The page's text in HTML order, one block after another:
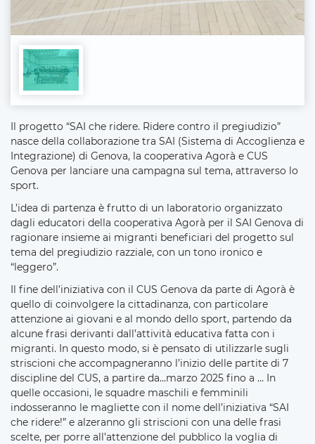
Il progetto “SAI che ridere. Ridere contro il pregiudizio”
nasce della collaborazione tra SAI (Sistema di Accoglienza e
Integrazione) di Genova, la cooperativa Agorà e CUS
Genova per lanciare una campagna sul tema, attraverso lo
sport.
L’idea di partenza è frutto di un laboratorio organizzato
dagli educatori della cooperativa Agorà per il SAI Genova di
ragionare insieme ai migranti beneficiari del progetto sul
tema del pregiudizio razziale, con un tono ironico e
“leggero”.
Il fine dell’iniziativa con il CUS Genova da parte di Agorà è
quello di coinvolgere la cittadinanza, con particolare
attenzione ai giovani e al mondo dello sport, partendo da
alcune frasi derivanti dall’attività educativa fatta con i
migranti. In questo modo, si è pensato di utilizzarle sugli
striscioni che accompagneranno l’inizio delle partite di 7
discipline del CUS, a partire da…marzo 2025 fino a … In
quelle occasioni, le squadre maschili e femminili
indosseranno le magliette con il nome dell’iniziativa “SAI
che ridere!” e alzeranno gli striscioni con una delle frasi
scelte, per porre all’attenzione del pubblico la voglia di